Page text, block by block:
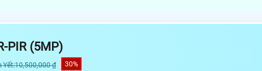
PIR (5MP)
Yết:10,500,000 ₫ 30%